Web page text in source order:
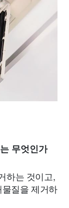
무엇인가
하는 것이고,
질을 제거하